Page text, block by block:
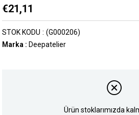
€21,11
(G000206)
STOK KODU
Marka : Deepatelier
Ürün stoklarımızda